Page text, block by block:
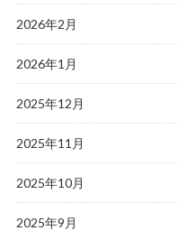
2026年2月
2026年1月
2025年12月
2025年11月
2025年10月
2025年9月